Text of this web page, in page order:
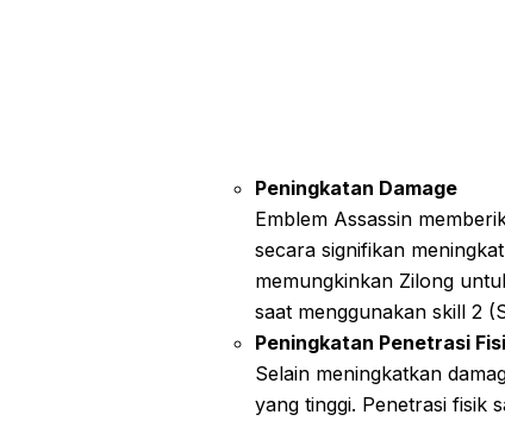
Peningkatan Damage
Emblem Assassin
secara signifikan
memungkinkan Zilong
saat menggunakan skill 2
Peningkatan Penetrasi
Selain meningkatkan
yang tinggi. Penetrasi fisik